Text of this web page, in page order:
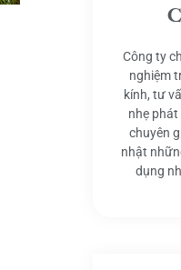
Công ty
nghiệm
kính, tư
nhẹ
chuyên
nhật
dụng